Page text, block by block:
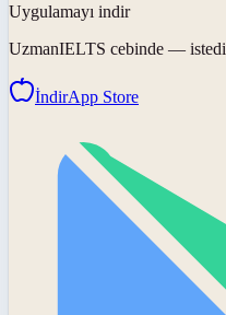
Uygulamayı indir
UzmanIELTS cebinde —
İndirApp Store